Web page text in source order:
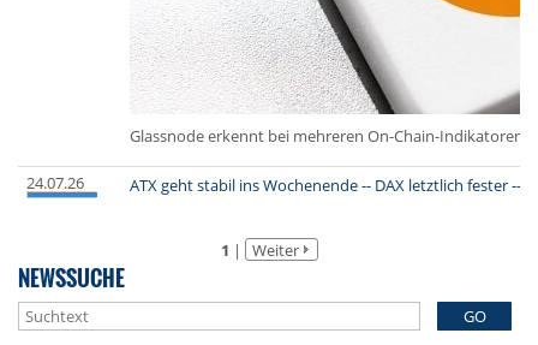
Glassnode erkennt bei mehreren On-Chain-Indikatoren
24.07.26 ATX geht stabil ins Wochenende -- DAX letztlich fester --
1 | Weiter
NEWSSUCHE
GO